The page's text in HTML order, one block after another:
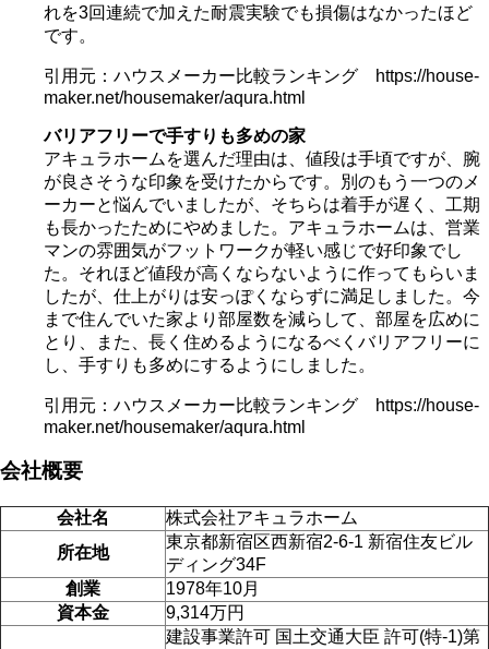
れを3回連続で加えた耐震実験でも損傷はなかったほど
です。
引用元：ハウスメーカー比較ランキング https://house-
maker.net/housemaker/aqura.html
バリアフリーで手すりも多めの家
アキュラホームを選んだ理由は、値段は手頃ですが、腕
が良さそうな印象を受けたからです。別のもう一つのメ
ーカーと悩んでいましたが、そちらは着手が遅く、工期
も長かったためにやめました。アキュラホームは、営業
マンの雰囲気がフットワークが軽い感じで好印象でし
た。それほど値段が高くならないように作ってもらいま
したが、仕上がりは安っぽくならずに満足しました。今
まで住んでいた家より部屋数を減らして、部屋を広めに
とり、また、長く住めるようになるべくバリアフリーに
し、手すりも多めにするようにしました。
引用元：ハウスメーカー比較ランキング https://house-
maker.net/housemaker/aqura.html
会社概要
会社名
株式会社アキュラホーム
所在地
東京都新宿区西新宿2-6-1 新宿住友ビル
ディング34F
創業
1978年10月
資本金
9,314万円
建設事業許可 国土交通大臣 許可(特-1)第